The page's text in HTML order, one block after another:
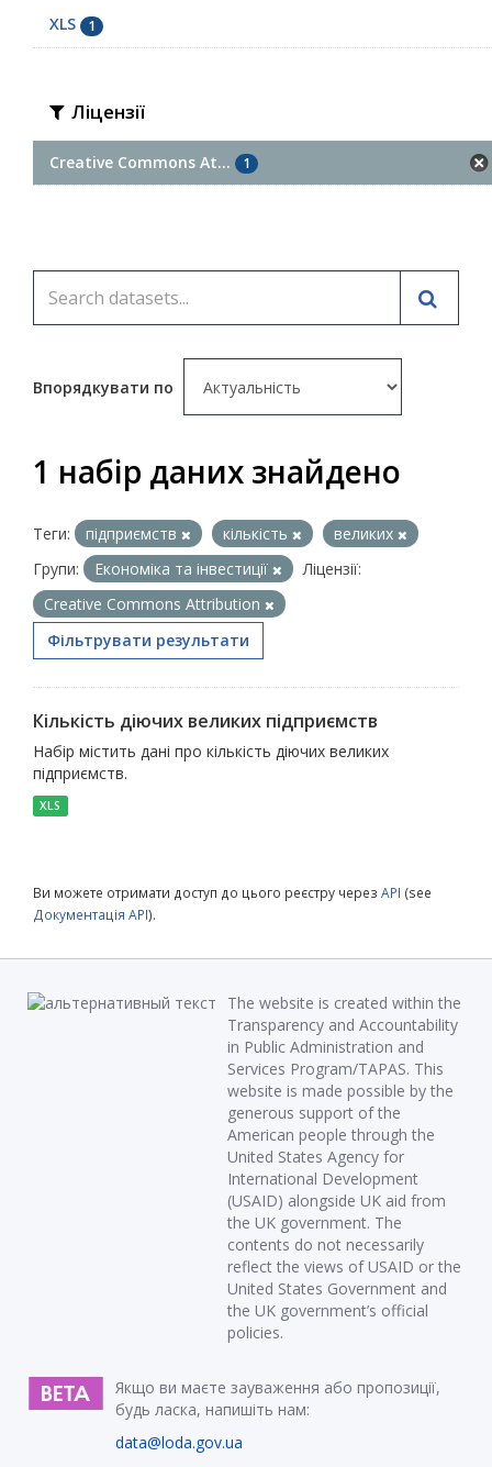
XLS 1
Ліцензії
Creative Commons At... 1
Впорядкувати по
1 набір даних знайдено
Теги: підприємств кількість
великих
Групи:
Економіка та інвестиції
Ліцензії:
Creative Commons Attribution
Фільтрувати результати
Кількість діючих великих підприємств
Набір містить дані про кількість діючих великих
підприємств.
XLS
Ви можете отримати доступ до цього реєстру через API (see
Документація API).
The website is created within the
Transparency and Accountability
in Public Administration and
Services Program/TAPAS. This
website is made possible by the
generous support of the
American people through the
United States Agency for
International Development
(USAID) alongside UK aid from
the UK government. The
contents do not necessarily
reflect the views of USAID or the
United States Government and
the UK government’s official
policies.
Якщо ви маєте зауваження або пропозиції,
будь ласка, напишіть нам:
data@loda.gov.ua